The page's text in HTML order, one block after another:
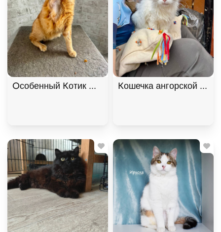
Особенный Котик Махони ищет семью. В дар!,
Кошечка ангорской